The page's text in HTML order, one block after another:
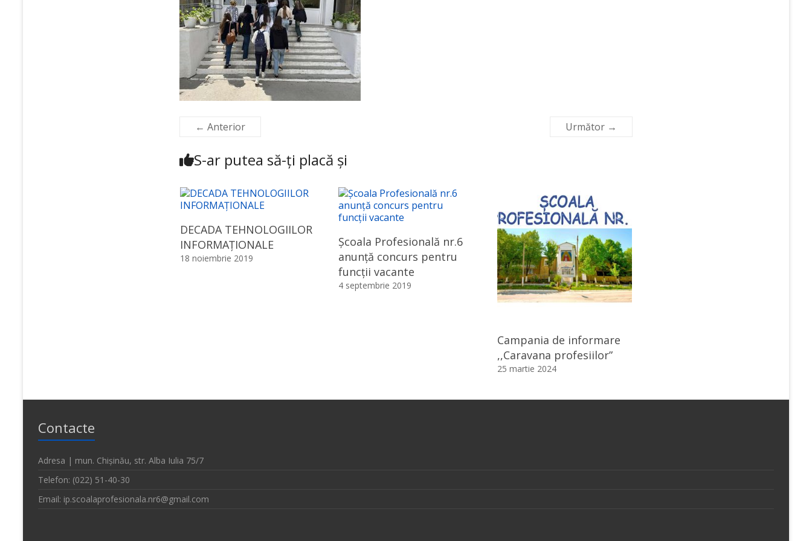
← Anterior Următor →
S-ar putea să-ți placă și
DECADA TEHNOLOGIILOR
INFORMAȚIONALE
18 noiembrie 2019
Școala Profesională nr.6
anunță concurs pentru
funcții vacante
4 septembrie 2019
Campania de informare
,,Caravana profesiilor”
25 martie 2024
Contacte
Adresa | mun. Chișinău, str. Alba Iulia 75/7
Telefon: (022) 51-40-30
Email: ip.scoalaprofesionala.nr6@gmail.com